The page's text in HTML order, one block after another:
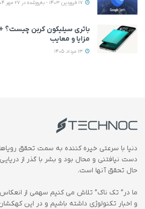
باتری سیلیکون کربن چیست؟
مزایا و معایب
دنیا با سرعتی خیره کننده به سمت تحقق
دست نیافتنی و محال بود و بشر با گذر از
حال تحقق آنها است.
ما در” تک ناک” تلاش می کنیم سهمی از
و اخبار تکنولوژی داشته باشیم و در این